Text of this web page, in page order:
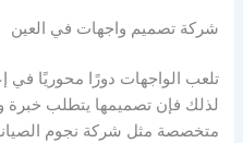
شركة تصميم واجهات في العين
تلعب الواجهات دورًا محوريًا في
لذلك فإن تصميمها يتطلب خبرة
متخصصة مثل شركة نجوم